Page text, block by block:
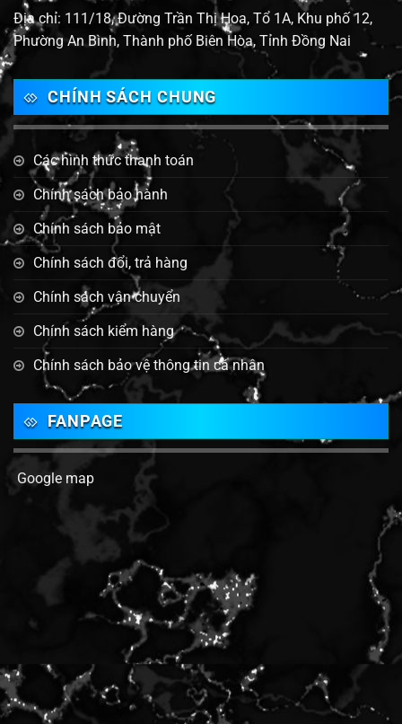
Địa chỉ: 111/18, Đường Trần Thị Hoa, Tổ 1A, Khu phố 12,
Phường An Bình, Thành phố Biên Hòa, Tỉnh Đồng Nai
CHÍNH SÁCH CHUNG
Các hình thức thanh toán
Chính sách bảo hành
Chính sách bảo mật
Chính sách đổi, trả hàng
Chính sách vận chuyển
Chính sách kiểm hàng
Chính sách bảo vệ thông tin cá nhân
FANPAGE
Google map